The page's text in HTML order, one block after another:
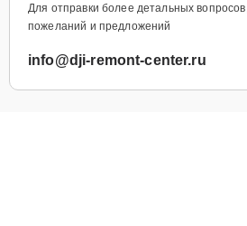
Для отправки более детальных
пожеланий и предложений
info@dji-remont-center.ru